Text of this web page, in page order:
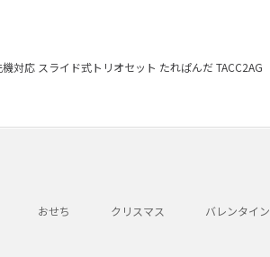
対応 スライド式トリオセット たれぱんだ TACC2AG
おせち クリスマス バレンタイン